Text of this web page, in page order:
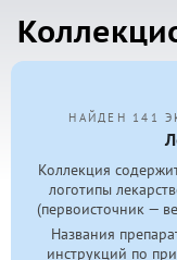
НАЙДЕН 141
Коллекция
логотипы
(первоисточник —
Названия
инструкций по